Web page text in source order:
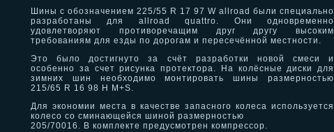
Шины с обозначением 225/55 R 17 97 W allroad были специально
разработаны для allroad quattro. Они одновременно
удовлетворяют противоречащим друг другу высоким
требованиям для езды по дорогам и пересечённой местности.
Это было достигнуто за счёт разработки новой смеси и
особенно за счет рисунка протектора. На колёсные диски для
зимних шин необходимо монтировать шины размерностью
215/65 R 16 98 H M+S.
Для экономии места в качестве запасного колеса используется
колесо со сминающейся шиной размерностью
205/70016. В комплекте предусмотрен компрессор.